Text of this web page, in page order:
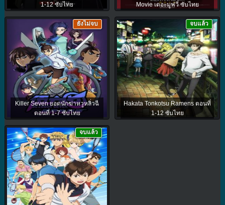
1-12 ซับไทย
Movie เดอะมูฟวี่ ซับไทย
Killer Seven ยอดนักฆ่าหวูหลิ่วฉี
ตอนที่ 1-7 ซับไทย
ยังไม่จบ
Hakata Tonkotsu Ramens ตอนที่
1-12 ซับไทย
จบแล้ว
จบแล้ว